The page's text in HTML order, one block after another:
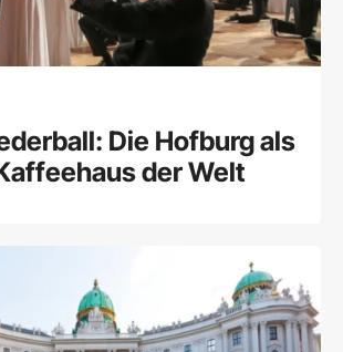
Die Hofburg als
der Welt